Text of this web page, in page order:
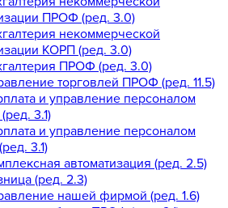
ПРОФ (ред. 3.0)
некоммерческой
КОРП (ред. 3.0)
ПРОФ (ред. 3.0)
торговлей ПРОФ (ред. 11.5)
и управление персоналом
3.1)
и управление персоналом
3.1)
автоматизация (ред. 2.5)
(ред. 2.3)
нашей фирмой (ред. 1.6)